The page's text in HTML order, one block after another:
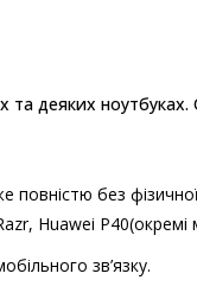
та деяких ноутбуках.
повністю без
Huawei P40(окремі
зв’язку.